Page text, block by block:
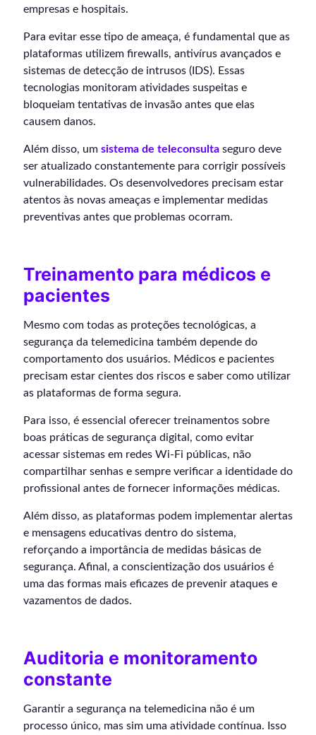
empresas e hospitais.
Para evitar esse tipo de ameaça, é fundamental que as
plataformas utilizem firewalls, antivírus avançados e
sistemas de detecção de intrusos (IDS). Essas
tecnologias monitoram atividades suspeitas e
bloqueiam tentativas de invasão antes que elas
causem danos.
Além disso, um sistema de teleconsulta seguro deve
ser atualizado constantemente para corrigir possíveis
vulnerabilidades. Os desenvolvedores precisam estar
atentos às novas ameaças e implementar medidas
preventivas antes que problemas ocorram.
Treinamento para médicos e
pacientes
Mesmo com todas as proteções tecnológicas, a
segurança da telemedicina também depende do
comportamento dos usuários. Médicos e pacientes
precisam estar cientes dos riscos e saber como utilizar
as plataformas de forma segura.
Para isso, é essencial oferecer treinamentos sobre
boas práticas de segurança digital, como evitar
acessar sistemas em redes Wi-Fi públicas, não
compartilhar senhas e sempre verificar a identidade do
profissional antes de fornecer informações médicas.
Além disso, as plataformas podem implementar alertas
e mensagens educativas dentro do sistema,
reforçando a importância de medidas básicas de
segurança. Afinal, a conscientização dos usuários é
uma das formas mais eficazes de prevenir ataques e
vazamentos de dados.
Auditoria e monitoramento
constante
Garantir a segurança na telemedicina não é um
processo único, mas sim uma atividade contínua. Isso